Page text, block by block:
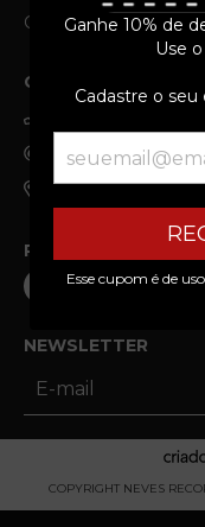
Ganhe 10% de
Use
Cadastre o
Esse cupom é de
Contato
CONTATO
Av Giaconda
REDES SOCIAIS
NEWSLETTER
COPYRIGHT NEVES